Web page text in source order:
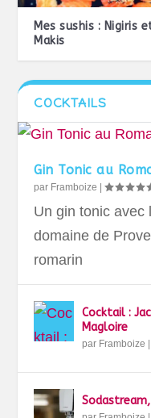
Mes sushis : Nigiris
Makis
COCKTAILS
Gin Tonic au
par Framboize |
Un gin tonic avec
domaine de
romarin
Cocktail :
Magloire
par Framboize